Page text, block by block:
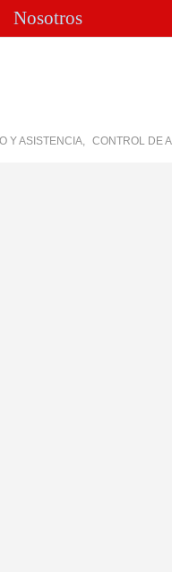
Nosotros
Y ASISTENCIA, CONTROL DE